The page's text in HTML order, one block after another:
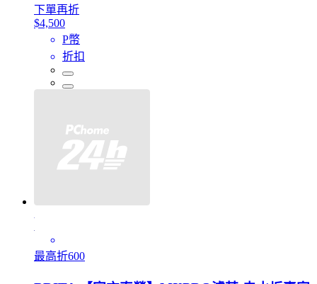
下單再折
$4,500
P幣
折扣
最高折600